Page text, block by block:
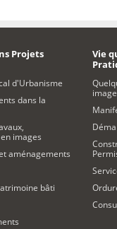
Projets
d'Urbanisme
dans la
images
aménagements
bâti
Vie